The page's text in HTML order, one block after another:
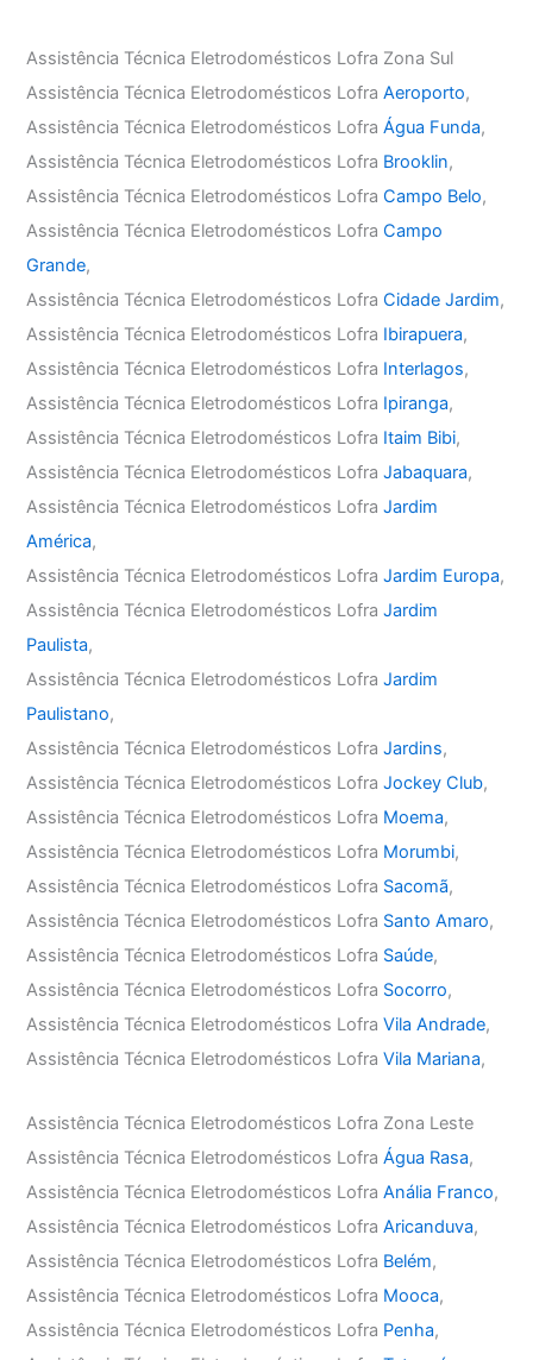
Assistência Técnica Eletrodomésticos Lofra Zona Sul
Assistência Técnica Eletrodomésticos LofraAeroporto,
Assistência Técnica Eletrodomésticos LofraÁgua Funda,
Assistência Técnica Eletrodomésticos Lofra Brooklin,
Assistência Técnica Eletrodomésticos LofraCampo Belo,
Assistência Técnica Eletrodomésticos LofraCampo
Grande,
Assistência Técnica Eletrodomésticos LofraCidade Jardim,
Assistência Técnica Eletrodomésticos Lofra Ibirapuera,
Assistência Técnica Eletrodomésticos Lofra Interlagos,
Assistência Técnica Eletrodomésticos Lofra Ipiranga,
Assistência Técnica Eletrodomésticos Lofra Itaim Bibi,
Assistência Técnica Eletrodomésticos LofraJabaquara,
Assistência Técnica Eletrodomésticos LofraJardim
América,
Assistência Técnica Eletrodomésticos LofraJardim Europa,
Assistência Técnica Eletrodomésticos LofraJardim
Paulista,
Assistência Técnica Eletrodomésticos LofraJardim
Paulistano,
Assistência Técnica Eletrodomésticos LofraJardins,
Assistência Técnica Eletrodomésticos LofraJockey Club,
Assistência Técnica Eletrodomésticos Lofra Moema,
Assistência Técnica Eletrodomésticos Lofra Morumbi,
Assistência Técnica Eletrodomésticos Lofra Sacomã,
Assistência Técnica Eletrodomésticos Lofra Santo Amaro,
Assistência Técnica Eletrodomésticos Lofra Saúde,
Assistência Técnica Eletrodomésticos Lofra Socorro,
Assistência Técnica Eletrodomésticos LofraVila Andrade,
Assistência Técnica Eletrodomésticos LofraVila Mariana,
Assistência Técnica Eletrodomésticos Lofra Zona Leste
Assistência Técnica Eletrodomésticos LofraÁgua Rasa,
Assistência Técnica Eletrodomésticos LofraAnália Franco,
Assistência Técnica Eletrodomésticos LofraAricanduva,
Assistência Técnica Eletrodomésticos Lofra Belém,
Assistência Técnica Eletrodomésticos Lofra Mooca,
Assistência Técnica Eletrodomésticos Lofra Penha,